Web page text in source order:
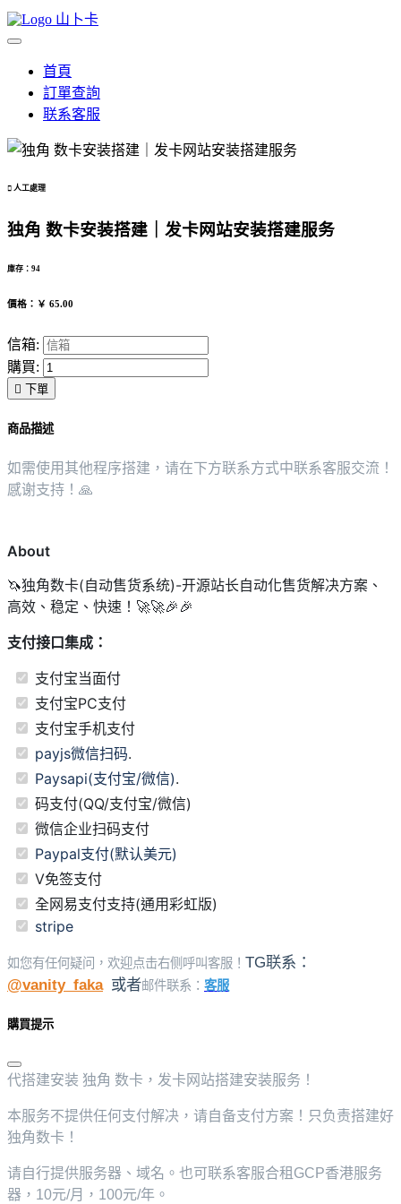
山卜卡
首頁
訂單查詢
联系客服
 人工處理
独角 数卡安装搭建｜发卡网站安装搭建服务
庫存：94
價格：￥ 65.00
信箱:
購買:
 下單
商品描述
如需使用其他程序搭建，请在下方联系方式中联系客服交流！
感谢支持！🙏
About
🦄独角数卡(自动售货系统)-开源站长自动化售货解决方案、
高效、稳定、快速！🚀🚀🎉🎉
支付接口集成：
支付宝当面付
支付宝PC支付
支付宝手机支付
payjs微信扫码.
Paysapi(支付宝/微信).
码支付(QQ/支付宝/微信)
微信企业扫码支付
Paypal支付(默认美元)
V免签支付
全网易支付支持(通用彩虹版)
stripe
如您有任何疑问，欢迎点击右侧呼叫客服！ TG联系：
@vanity_faka 或者邮件联系： 客服
購買提示
代搭建安装 独角 数卡，发卡网站搭建安装服务！
本服务不提供任何支付解决，请自备支付方案！只负责搭建好
独角数卡！
请自行提供服务器、域名。也可联系客服合租GCP香港服务
器，10元/月，100元/年。